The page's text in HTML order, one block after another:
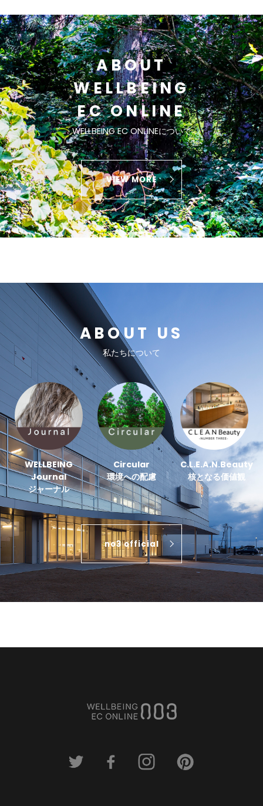
ABOUT
WELLBEING
EC ONLINE
WELLBEING EC ONLINEについて
VIEW MORE
ABOUT US
私たちについて
WELLBEING
Journal
ジャーナル
Circular
環境への配慮
C.L.E.A.N.Beauty
核となる価値観
no3 official